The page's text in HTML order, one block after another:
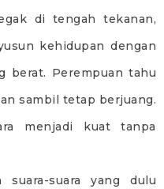
di tengah tekanan,
kehidupan dengan
Perempuan tahu
sambil tetap berjuang.
menjadi kuat tanpa
suara yang dulu